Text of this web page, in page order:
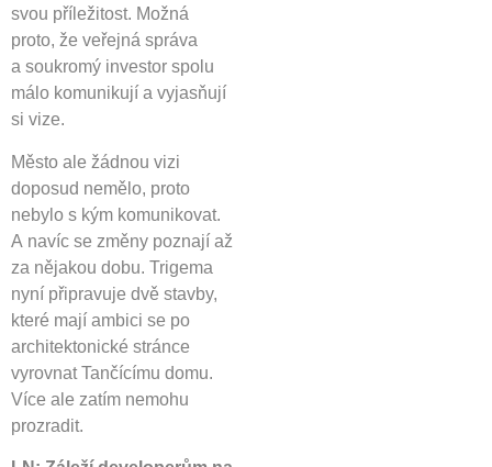
svou příležitost. Možná
proto, že veřejná správa
a soukromý investor spolu
málo komunikují a vyjasňují
si vize.
Město ale žádnou vizi
doposud nemělo, proto
nebylo s kým komunikovat.
A navíc se změny poznají až
za nějakou dobu. Trigema
nyní připravuje dvě stavby,
které mají ambici se po
architektonické stránce
vyrovnat Tančícímu domu.
Více ale zatím nemohu
prozradit.